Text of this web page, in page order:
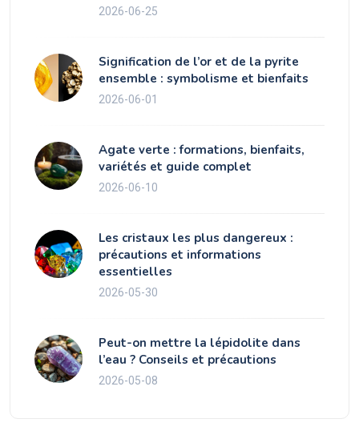
2026-06-25
Signification de l’or et de la pyrite
ensemble : symbolisme et bienfaits
2026-06-01
Agate verte : formations, bienfaits,
variétés et guide complet
2026-06-10
Les cristaux les plus dangereux :
précautions et informations
essentielles
2026-05-30
Peut-on mettre la lépidolite dans
l’eau ? Conseils et précautions
2026-05-08